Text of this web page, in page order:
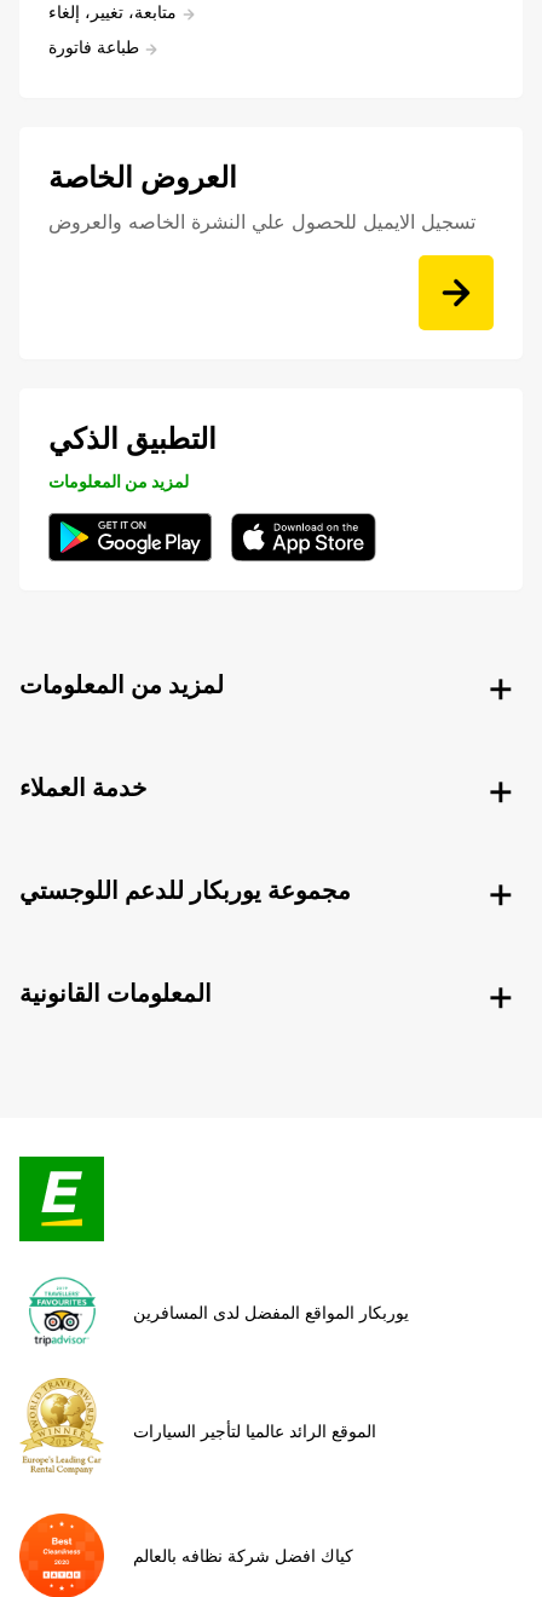
متابعة، تغيير، إلغاء
طباعة فاتورة
العروض الخاصة
تسجيل الايميل للحصول علي النشرة الخاصه والعروض
التطبيق الذكي
لمزيد من المعلومات
لمزيد من المعلومات
خدمة العملاء
مجموعة يوربكار للدعم اللوجستي
المعلومات القانونية
يوربكار المواقع المفضل لدى المسافرين
الموقع الرائد عالميا لتأجير السيارات
كياك افضل شركة نظافه بالعالم